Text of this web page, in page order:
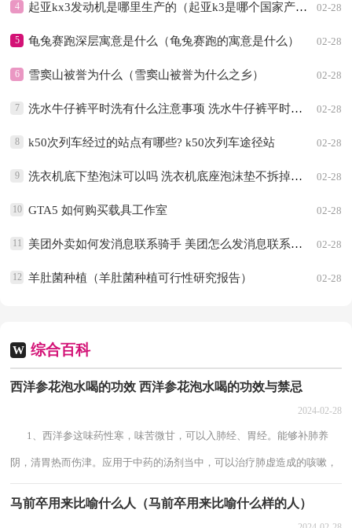
4 02-28
起亚kx3发动机是哪里生产的（起亚k3是哪个国家产的）
5 02-28
龟兔赛跑深层寓意是什么（龟兔赛跑的寓意是什么）
6 02-28
雪窦山被誉为什么（雪窦山被誉为什么之乡）
7 02-28
洗水牛仔裤平时洗有什么注意事项 洗水牛仔裤平时洗有什么注意事项吗
8 02-28
k50次列车经过的站点有哪些? k50次列车途径站
9 02-28
洗衣机底下垫泡沫可以吗 洗衣机底座泡沫垫不拆掉可以吗
10 02-28
GTA5 如何购买载具工作室
11 02-28
美团外卖如何发消息联系骑手 美团怎么发消息联系骑手
12 02-28
羊肚菌种植（羊肚菌种植可行性研究报告）
W 综合百科
西洋参花泡水喝的功效 西洋参花泡水喝的功效与禁忌
2024-02-28
1、西洋参这味药性寒，味苦微甘，可以入肺经、胃经。能够补肺养
阴，清胃热而伤津。应用于中药的汤剂当中，可以治疗肺虚造成的咳嗽，
马前卒用来比喻什么人（马前卒用来比喻什么样的人）